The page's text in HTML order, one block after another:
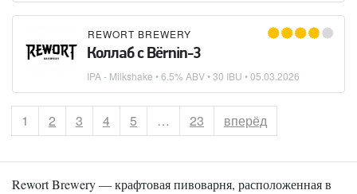
REWORT BREWERY
Коллаб с Bёrnin-3
IPA - Milkshake • 6.5% ABV • 30 IBU •05.03.2026
Страница
1 Страница
2 Страница
3 Страница
4 Страница
5 … Страница
23 вперёд
Rewort Brewery — крафтовая пивоварня, расположенная в